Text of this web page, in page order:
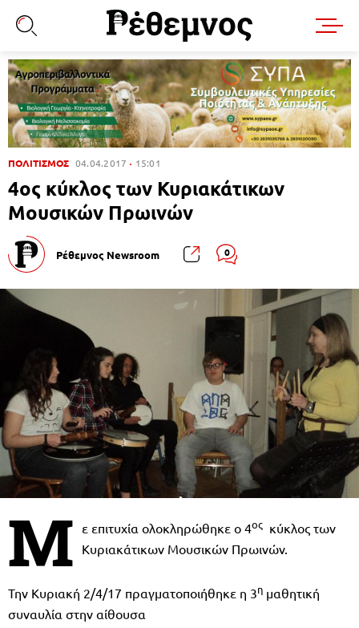
ΠΟΛΙΤΙΣΜΟΣ 04.04.2017 15:01
4ος κύκλος των Κυριακάτικων
Μουσικών Πρωινών
Ρέθεμνος Newsroom 0
Μ ε επιτυχία ολοκληρώθηκε ο 4ος κύκλος των
Κυριακάτικων Μουσικών Πρωινών.
Την Κυριακή 2/4/17 πραγματοποιήθηκε η 3η μαθητική
συναυλία στην αίθουσα